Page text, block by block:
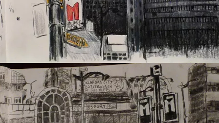
Belgrade